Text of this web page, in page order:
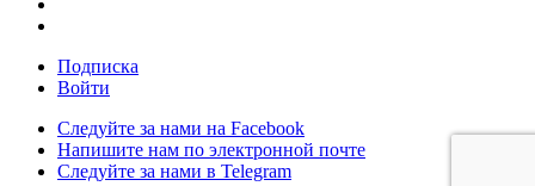
Подписка
Войти
Следуйте за нами на Facebook
Напишите нам по электронной почте
Следуйте за нами в Telegram